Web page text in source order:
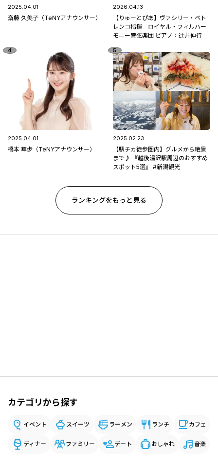
2025.04.01
斎藤 久美子（TeNYアナウンサー）
2026.04.13
【りゅーとぴあ】ヴァシリー・ペト
レンコ指揮 ロイヤル・フィルハー
モニー管弦楽団 ピアノ：辻󠄀井伸行
2025.04.01
橋本 華歩（TeNYアナウンサー）
2025.02.23
【駅チカ徒歩圏内】グルメから絶景
まで♪ 『越後湯沢駅周辺のおすすめ
スポット5選』 #新潟観光
ランキングをもっと見る
カテゴリから探す
イベント スイーツ ラーメン ランチ カフェ
ディナー ファミリー デート おしゃれ 音楽